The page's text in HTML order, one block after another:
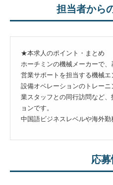
担当者から
★本求人のポイント・まとめ
ホーチミンの機械メーカーで
営業サポートを担当する機械エ
設備オペレーションのトレー
業スタッフとの同行訪問など
ョンです。
中国語ビジネスレベルや海外勤
応